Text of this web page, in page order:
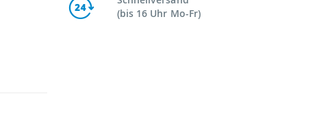
(bis 16 Uhr Mo-Fr)